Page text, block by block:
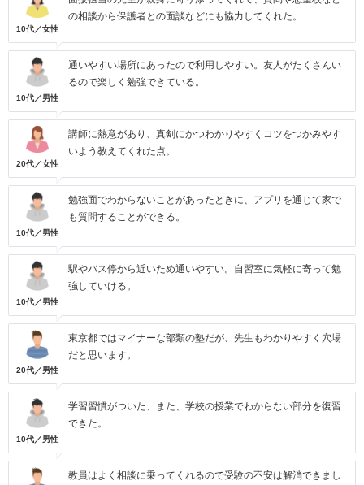
10代／女性
の相談から保護者との面談などにも協力してくれた。
10代／男性
通いやすい場所にあったので利用しやすい。友人がたくさんい
るので楽しく勉強できている。
20代／女性
講師に熱意があり、真剣にかつわかりやすくコツをつかみやす
いよう教えてくれた点。
10代／男性
勉強面でわからないことがあったときに、アプリを通じて家で
も質問することができる。
10代／男性
駅やバス停から近いため通いやすい。自習室に気軽に寄って勉
強していける。
20代／男性
東京都ではマイナーな部類の塾だが、先生もわかりやすく穴場
だと思います。
10代／男性
学習習慣がついた、また、学校の授業でわからない部分を復習
できた。
教員はよく相談に乗ってくれるので受験の不安は解消できまし